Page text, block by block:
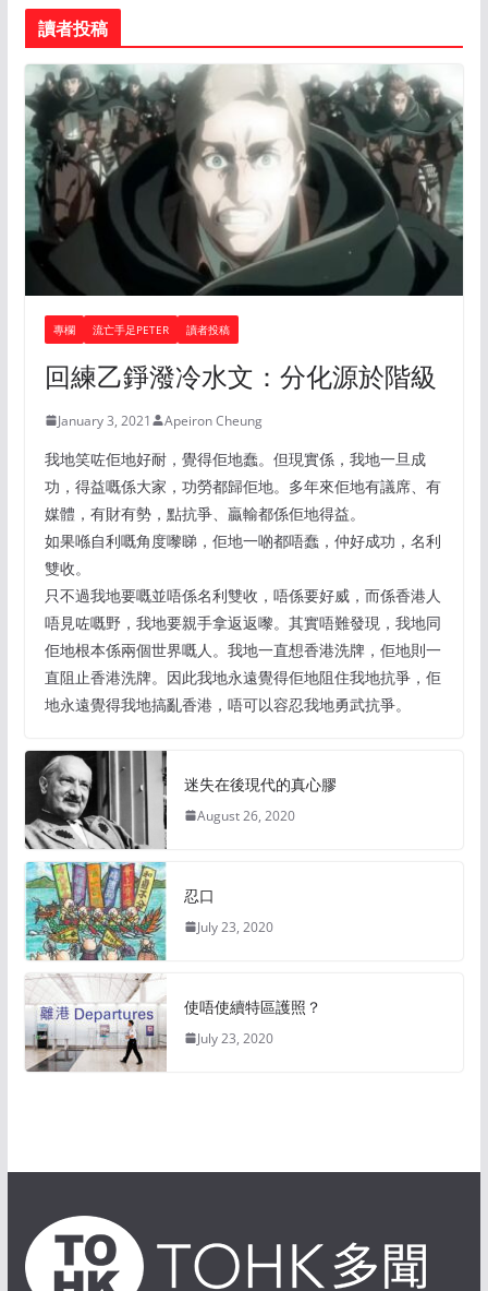
讀者投稿
專欄 流亡手足PETER 讀者投稿
回練乙錚潑冷水文：分化源於階級
January 3, 2021 Apeiron Cheung
我地笑咗佢地好耐，覺得佢地蠢。但現實係，我地一旦成
功，得益嘅係大家，功勞都歸佢地。多年來佢地有議席、有
媒體，有財有勢，點抗爭、贏輸都係佢地得益。
如果喺自利嘅角度嚟睇，佢地一啲都唔蠢，仲好成功，名利
雙收。
只不過我地要嘅並唔係名利雙收，唔係要好威，而係香港人
唔見咗嘅野，我地要親手拿返返嚟。其實唔難發現，我地同
佢地根本係兩個世界嘅人。我地一直想香港洗牌，佢地則一
直阻止香港洗牌。因此我地永遠覺得佢地阻住我地抗爭，佢
地永遠覺得我地搞亂香港，唔可以容忍我地勇武抗爭。
迷失在後現代的真心膠
August 26, 2020
忍口
July 23, 2020
使唔使續特區護照？
July 23, 2020